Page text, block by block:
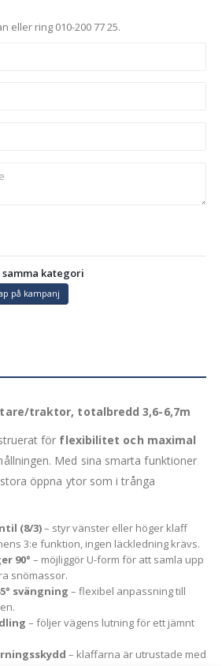
eller ring 010-200 77 25.
kategori
på kampanj
traktor, totalbredd 3,6-6,7m
för flexibilitet och maximal
Med sina smarta funktioner
öppna ytor som i trånga
(8/3)– styr vänster eller höger klaff
3:e funktion, ingen läckledning krävs.
90° – möjliggör U-form för att samla upp
snömassor.
svängning – flexibel anpassning till
– följer vägens lutning för ett jämnt
– klaffarna är utrustade med